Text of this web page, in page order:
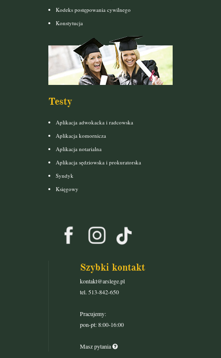
Kodeks postępowania cywilnego
Konstytucja
Testy
Aplikacja adwokacka i radcowska
Aplikacja komornicza
Aplikacja notarialna
Aplikacja sędziowska i prokuratorska
Syndyk
Księgowy
Szybki kontakt
kontakt@arslege.pl
tel. 513-842-650
Pracujemy:
pon-pt: 8:00-16:00
Masz pytania